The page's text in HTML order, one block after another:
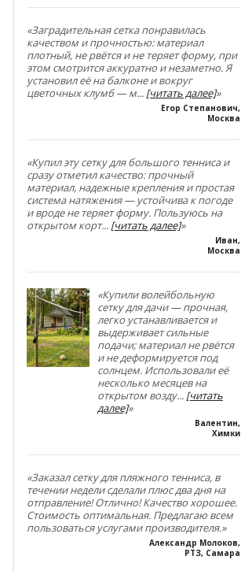
«Заградительная сетка понравилась
качеством и прочностью: материал
плотный, не рвётся и не теряет форму, при
этом смотрится аккуратно и незаметно. Я
установил её на балконе и вокруг
цветочных клумб — м... [читать далее]»
Егор Степанович,
Москва
«Купил эту сетку для большого тенниса и
сразу отметил качество: прочный
материал, надежные крепления и простая
система натяжения — устойчива к погоде
и вроде не теряет форму. Пользуюсь на
открытом корт... [читать далее]»
Иван,
Москва
«Купили волейбольную
сетку для дачи — прочная,
легко устанавливается и
выдерживает сильные
подачи; материал не рвётся
и не деформируется под
солнцем. Использовали её
несколько месяцев на
открытом возду... [читать
далее]»
Валентин,
Химки
«Заказал сетку для пляжного тенниса, в
течении недели сделали плюс два дня на
отправление! Отлично! Качество хорошее.
Стоимость оптимальная. Предлагаю всем
пользоваться услугами производителя.»
Александр Молоков,
РТЗ, Самара